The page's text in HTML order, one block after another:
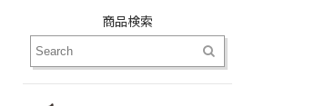
商品検索